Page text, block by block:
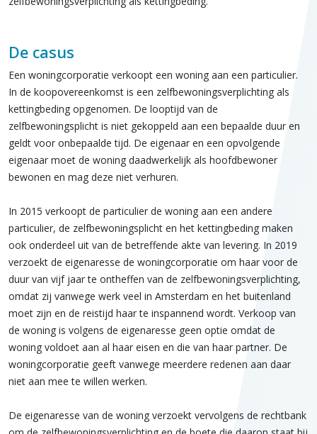
De casus
Een woningcorporatie verkoopt een woning aan een particulier.
In de koopovereenkomst is een zelfbewoningsverplichting als
kettingbeding opgenomen. De looptijd van de
zelfbewoningsplicht is niet gekoppeld aan een bepaalde duur en
geldt voor onbepaalde tijd. De eigenaar en een opvolgende
eigenaar moet de woning daadwerkelijk als hoofdbewoner
bewonen en mag deze niet verhuren.
In 2015 verkoopt de particulier de woning aan een andere
particulier, de zelfbewoningsplicht en het kettingbeding maken
ook onderdeel uit van de betreffende akte van levering. In 2019
verzoekt de eigenaresse de woningcorporatie om haar voor de
duur van vijf jaar te ontheffen van de zelfbewoningsverplichting,
omdat zij vanwege werk veel in Amsterdam en het buitenland
moet zijn en de reistijd haar te inspannend wordt. Verkoop van
de woning is volgens de eigenaresse geen optie omdat de
woning voldoet aan al haar eisen en die van haar partner. De
woningcorporatie geeft vanwege meerdere redenen aan daar
niet aan mee te willen werken.
De eigenaresse van de woning verzoekt vervolgens de rechtbank